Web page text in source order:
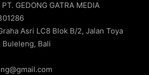
GEDONG GATRA MEDIA
Asri LC8 Blok B/2, Jalan Toya
Buleleng, Bali